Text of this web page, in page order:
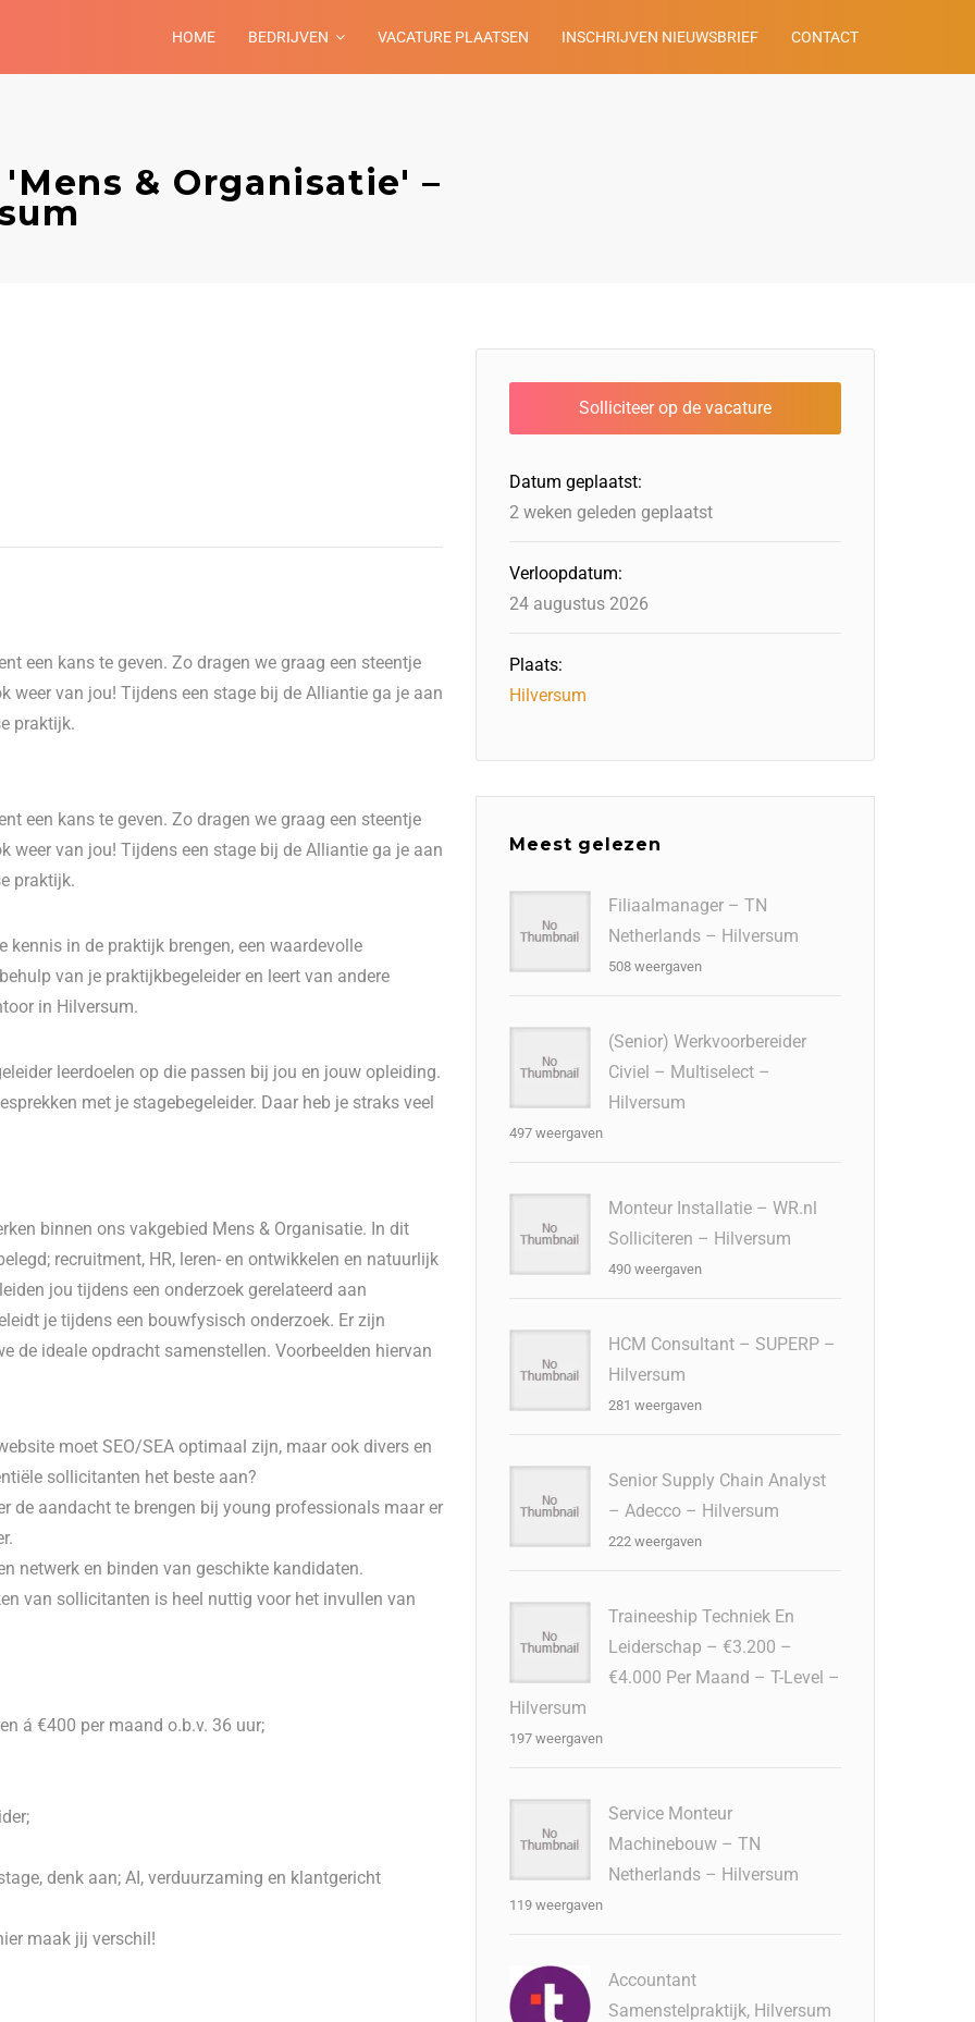
HOME BEDRIJVEN VACATURE PLAATSEN INSCHRIJVEN NIEUWSBRIEF CONTACT
& Organisatie' –
een kans te geven. Zo dragen we graag een steentje
weer van jou! Tijdens een stage bij de Alliantie ga je aan
praktijk.
een kans te geven. Zo dragen we graag een steentje
weer van jou! Tijdens een stage bij de Alliantie ga je aan
praktijk.
kennis in de praktijk brengen, een waardevolle
van je praktijkbegeleider en leert van andere
in Hilversum.
leerdoelen op die passen bij jou en jouw opleiding.
met je stagebegeleider. Daar heb je straks veel
binnen ons vakgebied Mens & Organisatie. In dit
recruitment, HR, leren- en ontwikkelen en natuurlijk
jou tijdens een onderzoek gerelateerd aan
je tijdens een bouwfysisch onderzoek. Er zijn
de ideale opdracht samenstellen. Voorbeelden hiervan
moet SEO/SEA optimaal zijn, maar ook divers en
sollicitanten het beste aan?
de aandacht te brengen bij young professionals maar er
netwerk en binden van geschikte kandidaten.
van sollicitanten is heel nuttig voor het invullen van
á €400 per maand o.b.v. 36 uur;
denk aan; AI, verduurzaming en klantgericht
maak jij verschil!
Datum geplaatst:
2 weken geleden geplaatst
Verloopdatum:
24 augustus 2026
Plaats:
Hilversum
Meest gelezen
Filiaalmanager – TN
Netherlands – Hilversum
508 weergaven
(Senior) Werkvoorbereider
Civiel – Multiselect –
Hilversum
497 weergaven
Monteur Installatie – WR.nl
Solliciteren – Hilversum
490 weergaven
HCM Consultant – SUPERP –
Hilversum
281 weergaven
Senior Supply Chain Analyst
– Adecco – Hilversum
222 weergaven
Traineeship Techniek En
Leiderschap – €3.200 –
€4.000 Per Maand – T-Level –
Hilversum
197 weergaven
Service Monteur
Machinebouw – TN
Netherlands – Hilversum
119 weergaven
Accountant
Samenstelpraktijk, Hilversum